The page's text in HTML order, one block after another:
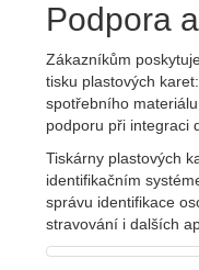
Podpora
Zákazníkům
tisku plastových
spotřebního
podporu při integraci
Tiskárny plastových
identifikačním
správu identifikace
stravování i dalších